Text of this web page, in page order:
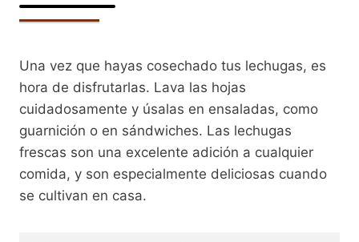
Una vez que hayas cosechado tus lechugas, es
hora de disfrutarlas. Lava las hojas
cuidadosamente y úsalas en ensaladas, como
guarnición o en sándwiches. Las lechugas
frescas son una excelente adición a cualquier
comida, y son especialmente deliciosas cuando
se cultivan en casa.